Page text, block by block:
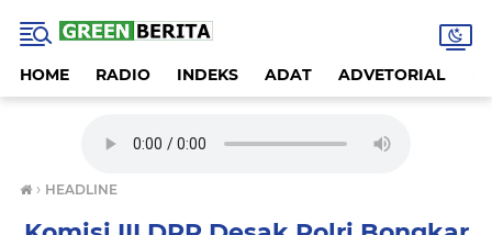
HOME RADIO INDEKS ADAT ADVETORIAL
› HEADLINE